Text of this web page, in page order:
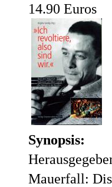
14.90 Euros
Synopsis:
Mauerfall: